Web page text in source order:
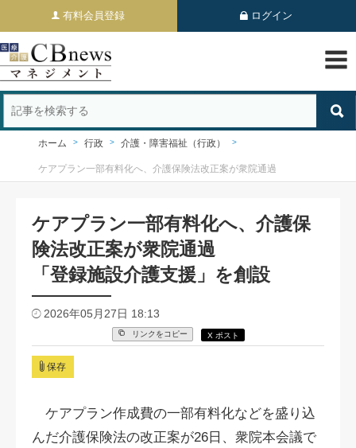
有料会員登録 ログイン
ホーム 行政 介護・障害福祉（行政）
ケアプラン一部有料化へ、介護保険法改正案が衆院通過
ケアプラン一部有料化へ、介護保
険法改正案が衆院通過
「登録施設介護支援」を創設
2026年05月27日 18:13
リンクをコピー X ポスト
保存
ケアプラン作成費の一部有料化などを盛り込
んだ介護保険法の改正案が26日、衆院本会議で